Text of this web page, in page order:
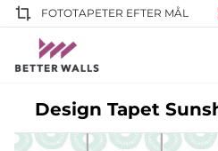
FOTOTAPETER EFTER MÅL
Design Tapet